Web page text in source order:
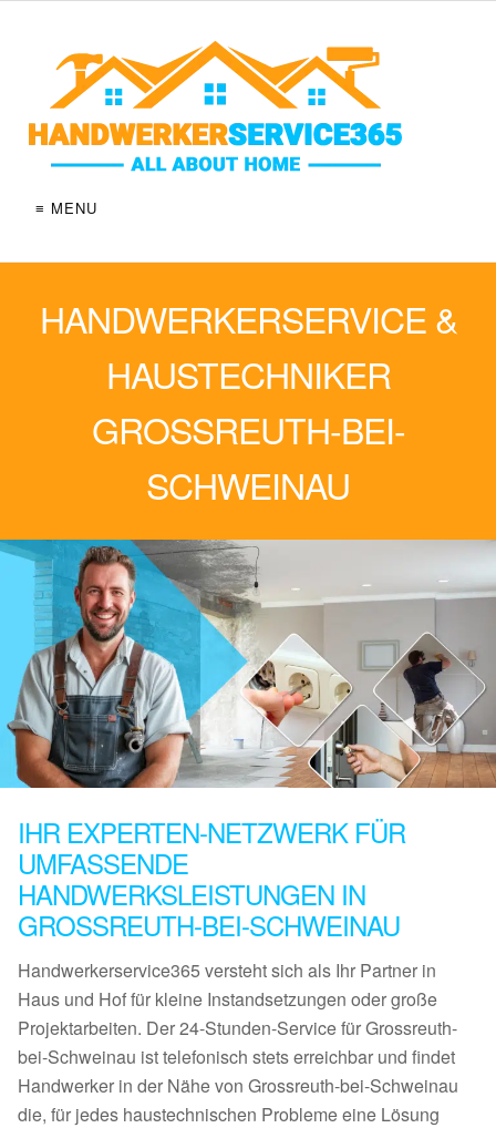
≡ MENU
HANDWERKERSERVICE &
HAUSTECHNIKER
GROSSREUTH-BEI-
SCHWEINAU
IHR EXPERTEN-NETZWERK FÜR
UMFASSENDE
HANDWERKSLEISTUNGEN IN
GROSSREUTH-BEI-SCHWEINAU
Handwerkerservice365 versteht sich als Ihr Partner in
Haus und Hof für kleine Instandsetzungen oder große
Projektarbeiten. Der 24-Stunden-Service für Grossreuth-
bei-Schweinau ist telefonisch stets erreichbar und findet
Handwerker in der Nähe von Grossreuth-bei-Schweinau
die, für jedes haustechnischen Probleme eine Lösung